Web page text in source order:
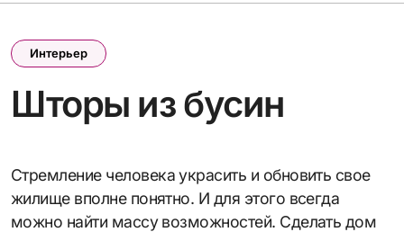
Интерьер
Шторы из бусин
Стремление человека украсить и обновить свое
жилище вполне понятно. И для этого всегда
можно найти массу возможностей. Сделать дом